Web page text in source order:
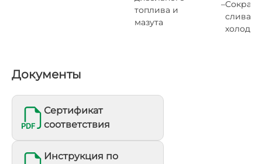
топлива и
мазута
–
слива/
Документы
Сертификат
соответствия
Инструкция по